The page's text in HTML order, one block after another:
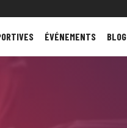
ÉVÉNEMENTS BLOG